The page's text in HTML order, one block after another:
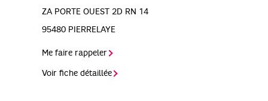
ZA PORTE OUEST 2D RN 14
95480 PIERRELAYE
Me faire rappeler
Voir fiche détaillée